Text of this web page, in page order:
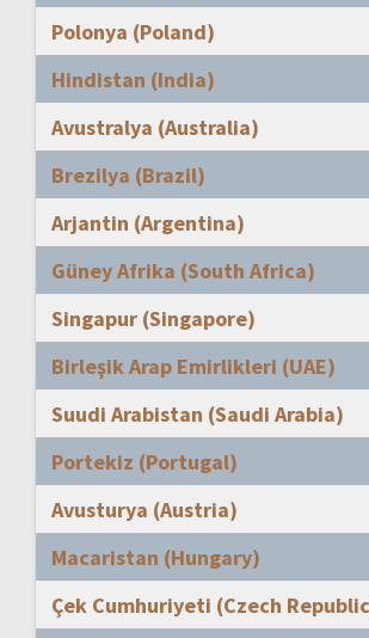
Polonya (Poland)
Hindistan (India)
Avustralya (Australia)
Brezilya (Brazil)
Arjantin (Argentina)
Güney Afrika (South Africa)
Singapur (Singapore)
Birleşik Arap Emirlikleri (UAE)
Suudi Arabistan (Saudi Arabia)
Portekiz (Portugal)
Avusturya (Austria)
Macaristan (Hungary)
Çek Cumhuriyeti (Czech